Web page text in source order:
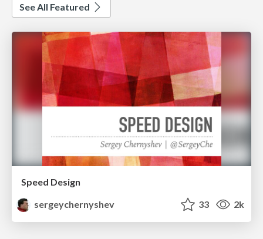
See All Featured
Speed Design
sergeychernyshev
33 2k